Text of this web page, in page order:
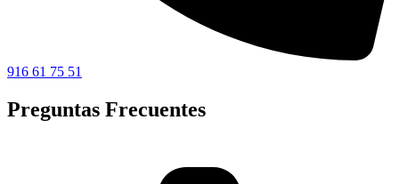
916 61 75 51
Preguntas Frecuentes